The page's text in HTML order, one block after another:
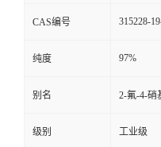
CAS编号 315228-
纯度 97%
别名 2-氟-4-硝
级别 工业级